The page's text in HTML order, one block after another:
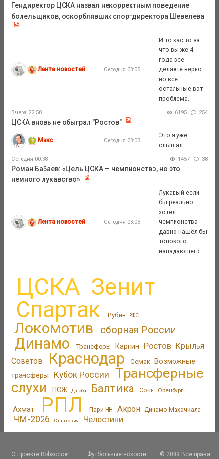
Гендиректор ЦСКА назвал некорректным поведение
болельщиков, оскорблявших спортдиректора Шевелева
Лента новостей Сегодня 08:05
И то вас то за
что вы же 4
года все
делаете верно
но все
остальные вот
проблема.
Вчера 22:50 6195 254
ЦСКА вновь не обыграл "Ростов"
Макс Сегодня 08:03
Это я уже
слышал
Сегодня 00:38 1457 38
Роман Бабаев: «Цель ЦСКА — чемпионство, но это
немного лукавство»
Лента новостей Сегодня 08:03
Лукавый если
бы реально
хотел
чемпионства
давно нашёл бы
топового
нападающего
ЦСКА Зенит
Спартак Рубин РФС
Локомотив сборная России
Динамо Трансферы Карпин Ростов
Крылья
Советов
Краснодар Семак Возможные
трансферы
Кубок России
Трансферные
слухи
ПСЖ Дзюба Балтика Сочи Оренбург
Ахмат РПЛ Пари НН Акрон Динамо Махачкала
ЧМ-2026 Станкович Челестини
О проекте Bobsoccer
Футбольные новости
© 2009 Все права